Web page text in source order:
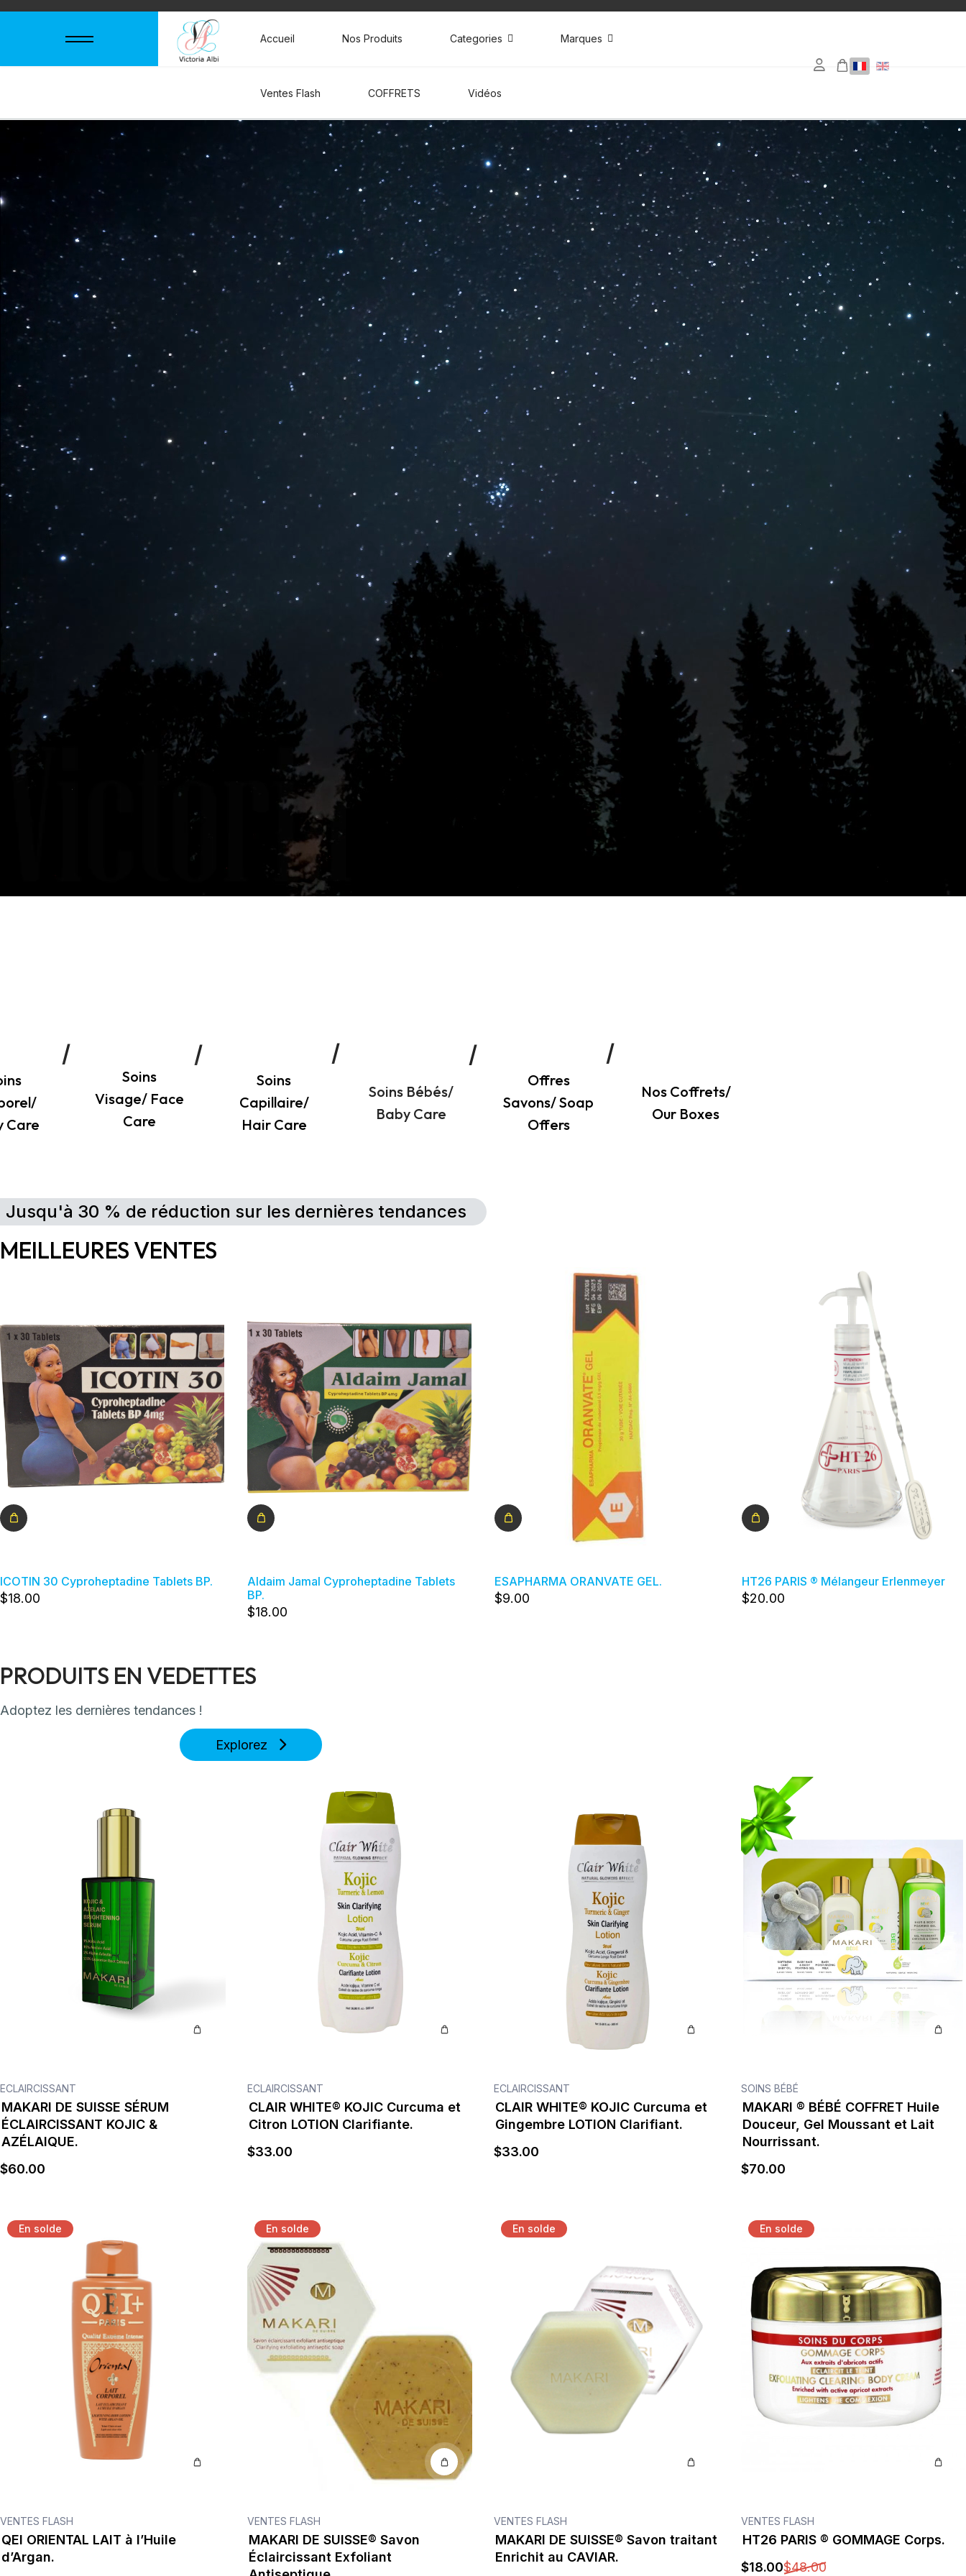
Accueil Nos Produits Categories Marques
Ventes Flash COFFRETS Vidéos
Care
Soins
Visage/ Face
Care
Soins
Capillaire/
Hair Care
Soins Bébés/
Baby Care
Offres
Savons/ Soap
Offers
Nos Coffrets/
Our Boxes
Jusqu'à 30 % de réduction sur les dernières tendances
MEILLEURES VENTES
ICOTIN 30 Cyproheptadine Tablets BP.
$18.00
Aldaim Jamal Cyproheptadine Tablets
BP.
$18.00
ESAPHARMA ORANVATE GEL.
$9.00
HT26 PARIS ® Mélangeur Erlenmeyer
$20.00
PRODUITS EN VEDETTES
Adoptez les dernières tendances !
Explorez
ECLAIRCISSANT
MAKARI DE SUISSE SÉRUM
ÉCLAIRCISSANT KOJIC &
AZÉLAIQUE.
$60.00
ECLAIRCISSANT
CLAIR WHITE® KOJIC Curcuma et
Citron LOTION Clarifiante.
$33.00
ECLAIRCISSANT
CLAIR WHITE® KOJIC Curcuma et
Gingembre LOTION Clarifiant.
$33.00
Détails
SOINS BÉBÉ
MAKARI ® BÉBÉ COFFRET Huile
Douceur, Gel Moussant et Lait
Nourrissant.
$70.00
En solde
VENTES FLASH
QEI ORIENTAL LAIT à l’Huile
d’Argan.
En solde
VENTES FLASH
MAKARI DE SUISSE® Savon
Éclaircissant Exfoliant
En solde
VENTES FLASH
MAKARI DE SUISSE® Savon traitant
Enrichit au CAVIAR.
En solde
VENTES FLASH
HT26 PARIS ® GOMMAGE Corps.
$18.00$48.00